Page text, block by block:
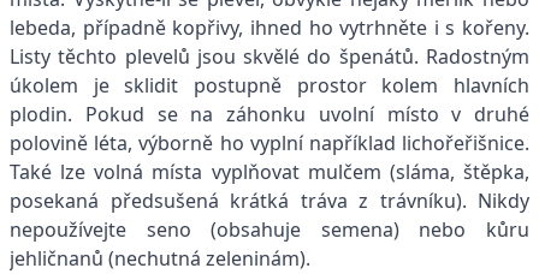
lebeda, případně kopřivy, ihned ho vytrhněte i s kořeny.
Listy těchto plevelů jsou skvělé do špenátů. Radostným
úkolem je sklidit postupně prostor kolem hlavních
plodin. Pokud se na záhonku uvolní místo v druhé
polovině léta, výborně ho vyplní například lichořeřišnice.
Také lze volná místa vyplňovat mulčem (sláma, štěpka,
posekaná předsušená krátká tráva z trávníku). Nikdy
nepoužívejte seno (obsahuje semena) nebo kůru
jehličnanů (nechutná zeleninám).